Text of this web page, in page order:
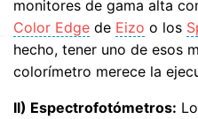
monitores de gama alta
Color Edge de Eizo o los
hecho, tener uno de esos
colorímetro merece la
II) Espectrofotómetros: